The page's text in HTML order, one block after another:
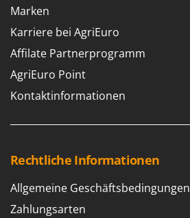
Marken
Karriere bei AgriEuro
Affilate Partnerprogramm
AgriEuro Point
Kontaktinformationen
Rechtliche Informationen
Allgemeine Geschäftsbedingungen
Zahlungsarten